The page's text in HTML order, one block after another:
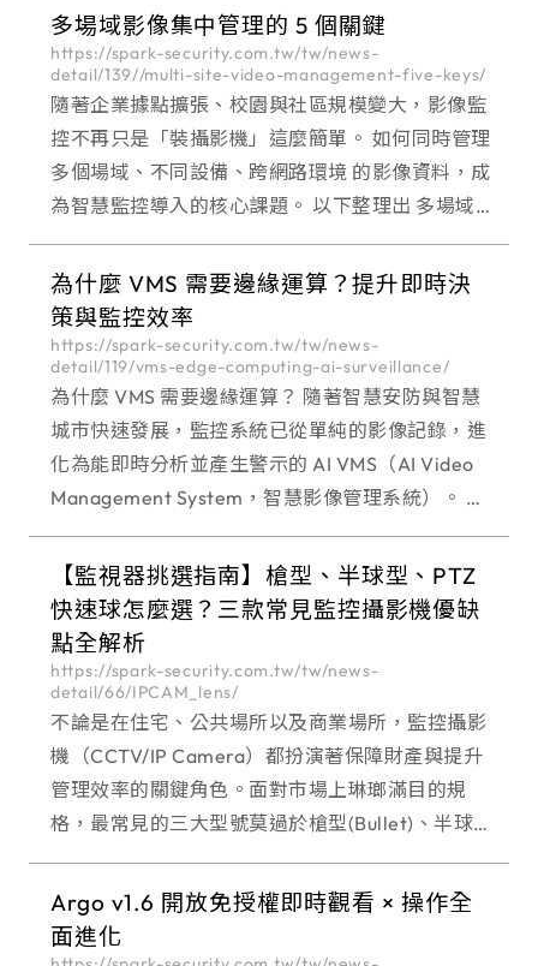
風，南部有強烈的日曬與沿海鹽霧，加上停車場或
公共空間常面
多場域影像集中管理的 5 個關鍵
https://spark-security.com.tw/tw/news-
detail/139//multi-site-video-management-five-keys/
隨著企業據點擴張、校園與社區規模變大，影像監
控不再只是「裝攝影機」這麼簡單。 如何同時管理
多個場域、不同設備、跨網路環境 的影像資料，成
為智慧監控導入的核心課題。 以下整理出 多場域
影像集中管理不可忽略的 5 個關鍵，協助企業與公
共場域建立可長期運作的影像管理架構。
為什麼 VMS 需要邊緣運算？提升即時決
策與監控效率
https://spark-security.com.tw/tw/news-
detail/119/vms-edge-computing-ai-surveillance/
為什麼 VMS 需要邊緣運算？ 隨著智慧安防與智慧
城市快速發展，監控系統已從單純的影像記錄，進
化為能即時分析並產生警示的 AI VMS（AI Video
Management System，智慧影像管理系統）。 然
而，傳統架構多依賴雲端運算進行資料分析，當影
像資料龐大、網路頻寬不足
【監視器挑選指南】槍型、半球型、PTZ
快速球怎麼選？三款常見監控攝影機優缺
點全解析
https://spark-security.com.tw/tw/news-
detail/66/IPCAM_lens/
不論是在住宅、公共場所以及商業場所，監控攝影
機（CCTV/IP Camera）都扮演著保障財產與提升
管理效率的關鍵角色。面對市場上琳瑯滿目的規
格，最常見的三大型號莫過於槍型(Bullet)、半球
型(Dome)和PTZ 快速球型(Speed Dome。 這三款
監視器在設計初衷與功能特性
Argo v1.6 開放免授權即時觀看 × 操作全
面進化